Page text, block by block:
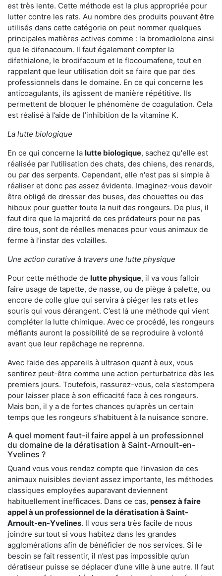
est très lente. Cette méthode est la plus appropriée pour
lutter contre les rats. Au nombre des produits pouvant être
utilisés dans cette catégorie on peut nommer quelques
principales matières actives comme : la bromadiolone ainsi
que le difenacoum. Il faut également compter la
difethialone, le brodifacoum et le flocoumafene, tout en
rappelant que leur utilisation doit se faire que par des
professionnels dans le domaine. En ce qui concerne les
anticoagulants, ils agissent de manière répétitive. Ils
permettent de bloquer le phénomène de coagulation. Cela
est réalisé à l’aide de l’inhibition de la vitamine K.
La lutte biologique
En ce qui concerne la lutte biologique, sachez qu'elle est
réalisée par l’utilisation des chats, des chiens, des renards,
ou par des serpents. Cependant, elle n'est pas si simple à
réaliser et donc pas assez évidente. Imaginez-vous devoir
être obligé de dresser des buses, des chouettes ou des
hiboux pour guetter toute la nuit des rongeurs. De plus, il
faut dire que la majorité de ces prédateurs pour ne pas
dire tous, sont de réelles menaces pour vous animaux de
ferme à l’instar des volailles.
Une action curative à travers une lutte physique
Pour cette méthode de lutte physique, il va vous falloir
faire usage de tapette, de nasse, ou de piège à palette, ou
encore de colle glue qui servira à piéger les rats et les
souris qui vous dérangent. C’est là une méthode qui vient
compléter la lutte chimique. Avec ce procédé, les rongeurs
méfiants auront la possibilité de se reproduire à volonté
avant que leur repêchage ne reprenne.
Avec l’aide des appareils à ultrason quant à eux, vous
sentirez peut-être comme une action perturbatrice dès les
premiers jours. Toutefois, rassurez-vous, cela s’estompera
pour laisser place à son efficacité face à ces rongeurs.
Mais bon, il y a de fortes chances qu’après un certain
temps que les rongeurs s’habituent à la nuisance sonore.
A quel moment faut-il faire appel à un professionnel
du domaine de la dératisation à Saint-Arnoult-en-
Yvelines ?
Quand vous vous rendez compte que l’invasion de ces
animaux nuisibles devient assez importante, les méthodes
classiques employées auparavant deviennent
habituellement inefficaces. Dans ce cas, pensez à faire
appel à un professionnel de la dératisation à Saint-
Arnoult-en-Yvelines. Il vous sera très facile de nous
joindre surtout si vous habitez dans les grandes
agglomérations afin de bénéficier de nos services. Si le
besoin se fait ressentir, il n’est pas impossible qu’un
dératiseur puisse se déplacer d’une ville à une autre. Il faut